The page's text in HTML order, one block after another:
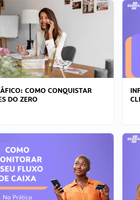
COMO CONQUISTAR
DO ZERO